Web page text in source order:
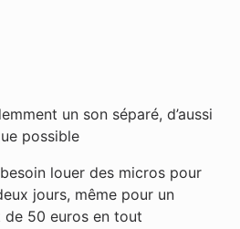
un son séparé, d’aussi
possible
louer des micros pour
jours, même pour un
de 50 euros en tout